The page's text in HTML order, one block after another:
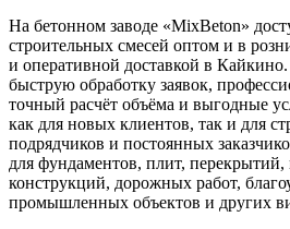
На бетонном заводе «MixBeton»
строительных смесей оптом и в
и оперативной доставкой в
быструю обработку заявок,
точный расчёт объёма и выгодные
как для новых клиентов, так и для
подрядчиков и постоянных
для фундаментов, плит,
конструкций, дорожных работ,
промышленных объектов и других